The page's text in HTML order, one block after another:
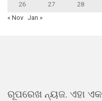
26 27 28
« Nov Jan »
ରୂପରେଖ ନ୍ୟଜ. ଏହା